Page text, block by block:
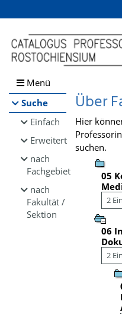
Browsen
direkt zum Inhalt
Menü
Suche
Einfach
Erweitert
nach
Fachgebiet
nach
Fakultät /
Sektion
Über
Hier
suchen.
05
2
06
2